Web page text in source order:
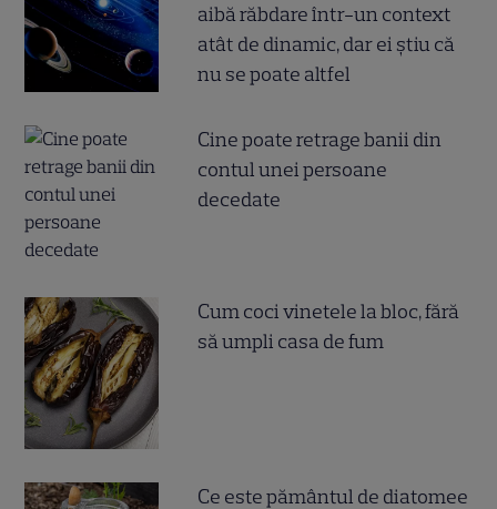
aibă răbdare într-un context
atât de dinamic, dar ei știu că
nu se poate altfel
Cine poate retrage banii din
contul unei persoane
decedate
Cum coci vinetele la bloc, fără
să umpli casa de fum
Ce este pământul de diatomee